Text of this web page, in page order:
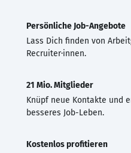
Persönliche Job-Angebote
Lass Dich finden von
Recruiter·innen.
21 Mio. Mitglieder
Knüpf neue Kontakte und
besseres Job-Leben.
Kostenlos profitieren